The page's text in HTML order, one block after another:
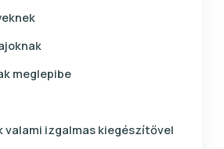
meglepibe
valami izgalmas kiegészítővel